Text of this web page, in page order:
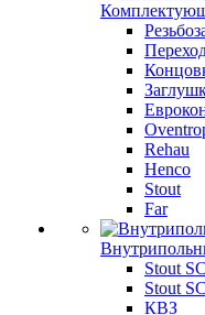
Rehau
Henco
Stout
Far
Stout
Stout
КВЗ